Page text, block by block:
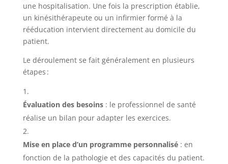
une hospitalisation. Une fois la prescription établie,
un kinésithérapeute ou un infirmier formé à la
rééducation intervient directement au domicile du
patient.
Le déroulement se fait généralement en plusieurs
étapes :
Évaluation des besoins: le professionnel de santé
réalise un bilan pour adapter les exercices.
Mise en place d’un programme personnalisé: en
fonction de la pathologie et des capacités du patient.